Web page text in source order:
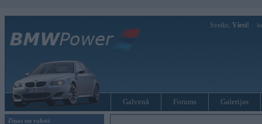
Sveiks, Viesi!
Galvenā Forums Galerijas
Ziņas un raksti